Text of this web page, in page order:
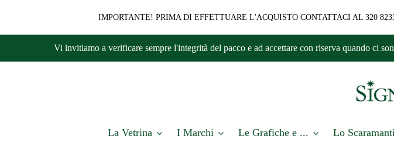
IMPORTANTE! PRIMA DI EFFETTUARE L'ACQUISTO CONTATTACI AL 320
Vi invitiamo a verificare sempre l'integrità del pacco e ad accettare con riserva quando
La Vetrina I Marchi Le Grafiche e ... Lo